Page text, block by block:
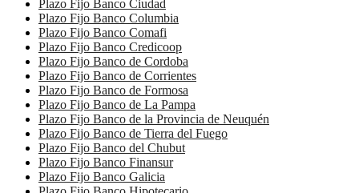
Plazo Fijo Banco Ciudad
Plazo Fijo Banco Columbia
Plazo Fijo Banco Comafi
Plazo Fijo Banco Credicoop
Plazo Fijo Banco de Cordoba
Plazo Fijo Banco de Corrientes
Plazo Fijo Banco de Formosa
Plazo Fijo Banco de La Pampa
Plazo Fijo Banco de la Provincia de Neuquén
Plazo Fijo Banco de Tierra del Fuego
Plazo Fijo Banco del Chubut
Plazo Fijo Banco Finansur
Plazo Fijo Banco Galicia